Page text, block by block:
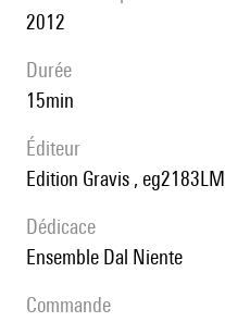
2012
durée
15min
éditeur
Edition Gravis , eg2183LM
Dédicace
Ensemble Dal Niente
Commande